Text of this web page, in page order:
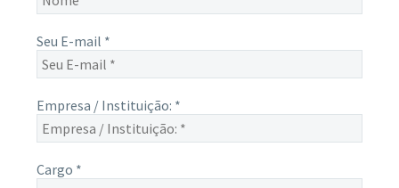
Seu E-mail *
Empresa / Instituição: *
Cargo *